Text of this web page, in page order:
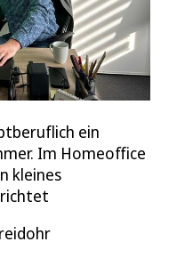
ein
Im Homeoffice
kleines